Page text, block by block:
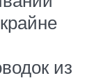
из